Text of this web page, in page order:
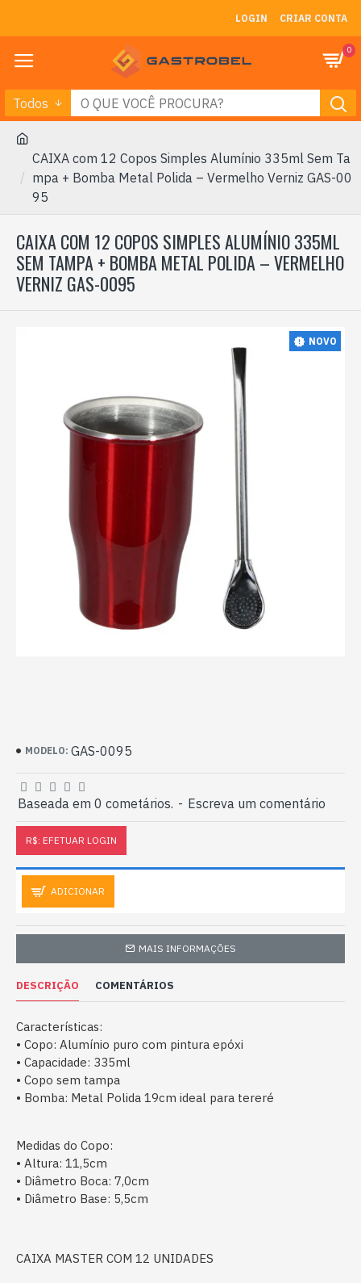
LOGIN CRIAR CONTA
0
Todos
CAIXA com 12 Copos Simples Alumínio 335ml Sem Ta
mpa + Bomba Metal Polida – Vermelho Verniz GAS-00
95
CAIXA COM 12 COPOS SIMPLES ALUMÍNIO 335ML
SEM TAMPA + BOMBA METAL POLIDA – VERMELHO
VERNIZ GAS-0095
NOVO
MODELO: GAS-0095
Baseada em 0 cometários. - Escreva um comentário
R$: EFETUAR LOGIN
ADICIONAR
MAIS INFORMAÇÕES
DESCRIÇÃO COMENTÁRIOS
Características:
• Copo: Alumínio puro com pintura epóxi
• Capacidade: 335ml
• Copo sem tampa
• Bomba: Metal Polida 19cm ideal para tereré
Medidas do Copo:
• Altura: 11,5cm
• Diâmetro Boca: 7,0cm
• Diâmetro Base: 5,5cm
CAIXA MASTER COM 12 UNIDADES